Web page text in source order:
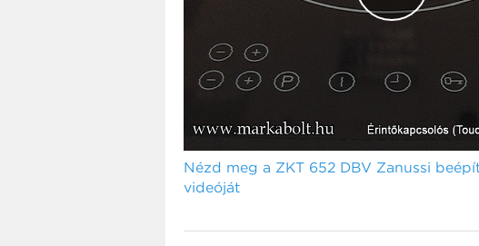
Nézd meg a ZKT 652 DBV Zanussi
videóját